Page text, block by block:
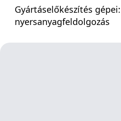
Gyártáselőkészítés
nyersanyagfeldolgozás